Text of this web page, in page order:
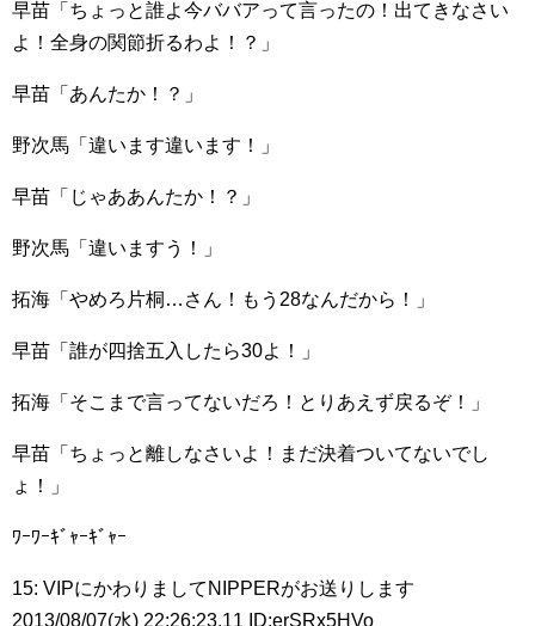
早苗「ちょっと誰よ今ババアって言ったの！出てきなさい
よ！全身の関節折るわよ！？」
早苗「あんたか！？」
野次馬「違います違います！」
早苗「じゃああんたか！？」
野次馬「違いますう！」
拓海「やめろ片桐…さん！もう28なんだから！」
早苗「誰が四捨五入したら30よ！」
拓海「そこまで言ってないだろ！とりあえず戻るぞ！」
早苗「ちょっと離しなさいよ！まだ決着ついてないでし
ょ！」
ﾜｰﾜｰｷﾞｬｰｷﾞｬｰ
15: VIPにかわりましてNIPPERがお送りします
2013/08/07(水) 22:26:23.11 ID:erSRx5HVo